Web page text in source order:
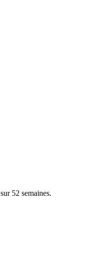
sur 52 semaines.